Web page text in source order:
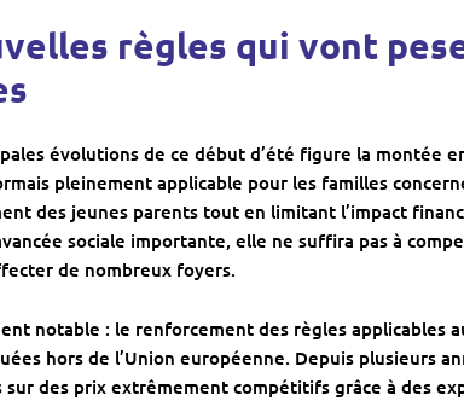
règles qui vont
évolutions de ce début d’été figure la montée
pleinement applicable pour les familles
des jeunes parents tout en limitant l’impact
sociale importante, elle ne suffira pas à
de nombreux foyers.
notable : le renforcement des règles applicables
hors de l’Union européenne. Depuis plusieurs
sur des prix extrêmement compétitifs grâce à des